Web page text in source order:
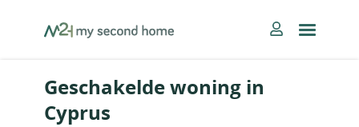
MySecondHome
Geschakelde woning in
Cyprus